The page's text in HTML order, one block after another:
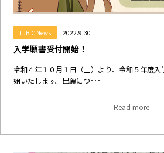
TuBiC News 2022.9.30
入学願書受付開始！
令和４年１０月１日（土）より、令和５年度
始いたします。出願につ･･･
Read more